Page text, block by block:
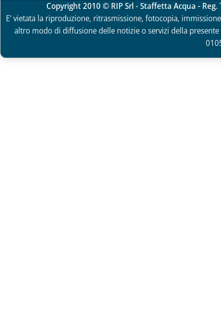
Copyright 2010 © RIP Srl - Staffetta Acqua -
E' vietata la riproduzione, ritrasmissione, fotocopia,
altro modo di diffusione delle notizie o servizi della